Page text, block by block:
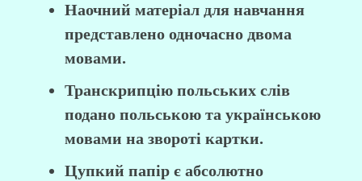
Наочний матеріал для навчання
представлено одночасно двома
мовами.
Транскрипцію польських слів
подано польською та українською
мовами на звороті картки.
Цупкий папір є абсолютно